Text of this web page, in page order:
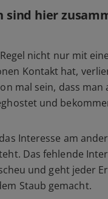
sind hier
nicht nur mit
Kontakt hat,
mal sein, dass
und
Interesse am
Das fehlende
und geht jeder
Staub gemacht.